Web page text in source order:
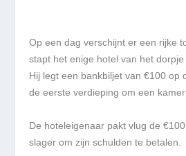
Op een dag verschijnt er een rijke
stapt het enige hotel van het dorpje
Hij legt een bankbiljet van €100 op
de eerste verdieping om een kamer
De hoteleigenaar pakt vlug de
slager om zijn schulden te betalen.